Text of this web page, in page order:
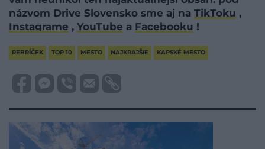
názvom Drive Slovensko sme aj na TikToku ,
Instagrame , YouTube a Facebooku !
REBRÍČEK TOP 10 MESTO NAJKRAJŠIE KAPSKÉ MESTO